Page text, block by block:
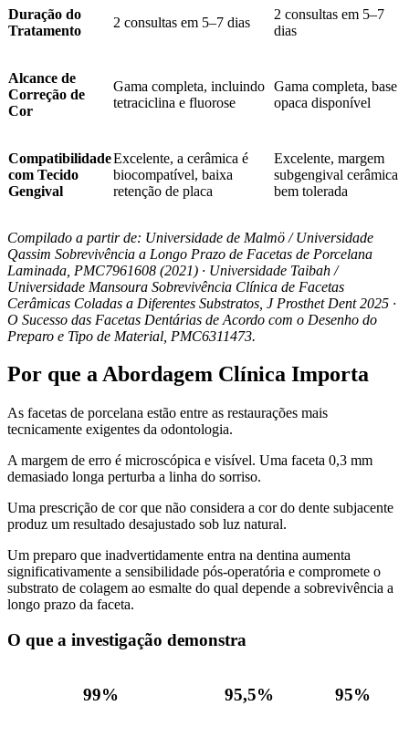
Duração do
Tratamento
2 consultas em 5–7 dias
2 consultas em 5–7
dias
Alcance de
Correção de
Cor
Gama completa, incluindo
tetraciclina e fluorose
Gama completa, base
opaca disponível
Compatibilidade
com Tecido
Gengival
Excelente, a cerâmica é
biocompatível, baixa
retenção de placa
Excelente, margem
subgengival cerâmica
bem tolerada
Compilado a partir de: Universidade de Malmö / Universidade
Qassim Sobrevivência a Longo Prazo de Facetas de Porcelana
Laminada, PMC7961608 (2021) · Universidade Taibah /
Universidade Mansoura Sobrevivência Clínica de Facetas
Cerâmicas Coladas a Diferentes Substratos, J Prosthet Dent 2025 ·
O Sucesso das Facetas Dentárias de Acordo com o Desenho do
Preparo e Tipo de Material, PMC6311473.
Por que a Abordagem Clínica Importa
As facetas de porcelana estão entre as restaurações mais
tecnicamente exigentes da odontologia.
A margem de erro é microscópica e visível. Uma faceta 0,3 mm
demasiado longa perturba a linha do sorriso.
Uma prescrição de cor que não considera a cor do dente subjacente
produz um resultado desajustado sob luz natural.
Um preparo que inadvertidamente entra na dentina aumenta
significativamente a sensibilidade pós-operatória e compromete o
substrato de colagem ao esmalte do qual depende a sobrevivência a
longo prazo da faceta.
O que a investigação demonstra
99% 95,5% 95%